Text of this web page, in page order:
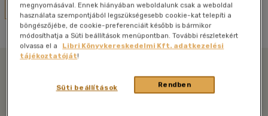
Művei
Nincs találat
Libri
megnyomásával. Ennek hiányában weboldalunk csak a weboldal
használata szempontjából legszükségesebb cookie-kat telepíti a
böngészőjébe, de cookie-preferenciáit később is bármikor
módosíthatja a Süti beállítások menüpontban. További részletekért
olvassa el a
Libri Könyvkereskedelmi Kft. adatkezelési
tájékoztatóját!
Rendben
Süti beállítások